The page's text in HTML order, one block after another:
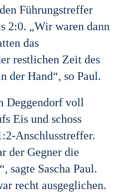
Führungstreffer
2:0. „Wir waren dann
das
restlichen Zeit des
der Hand“, so Paul.
Deggendorf voll
Eis und schoss
Anschlusstreffer.
der Gegner die
sagte Sascha Paul.
recht ausgeglichen.